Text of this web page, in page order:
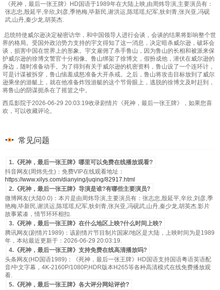
《死神，最后一张王牌》HD国语于1989年在大陆上映,由周炜导演,主要演员有：
张志忠,殷延平,辛欣,刘彦,季艳梅,毕新民,谢洪运,陈瑶瑶,纪军,狄剑青,张兴亚,冯砚
武,山丹,秦少龙,胡英杰.
总统特使威尔逊决定秘密访华，和中国领导人进行会谈，会谈的结果将影响整个世
界的格局。受国外政治势力支持的宇文得知了这一消息，决定暗杀威尔逊，破坏会
谈，损害中国在世界上的形象。宇文雇佣了杀手鲁山，因为鲁山的长相和被派来保
护威尔逊的徐博文警官十分相像。鲁山绑架了徐博文，假扮成他，潜伏在威尔逊的
身边，随时准备动手。为了得到有关于威尔逊的机密资料，鲁山设了一个连环计，
可是计谋被拆穿，鲁山恼羞成怒准备大开杀戒。之后，鲁山将攻击目标放到了威尔
逊乘坐的游艇上，就在他准备炸毁游艇的这个节骨眼上，逃脱的徐博文及时赶到，
将鲁山的阴谋扼杀在了摇篮之中。
西瓜影院于2026-06-29 20:03:19收录剧情片《死神，最后一张王牌》，如果您喜
欢，可以收藏评论。
常见问题
1.《死神，最后一张王牌》哪里可以免费在线播放观看?
抖音网友(周炜先生)：免费VIP在线观看地址：
https://www.xilys.com/dianying/juqing/82917.html
2.《死神，最后一张王牌》导演是谁?有哪些主要演员?
微博网友(大陆0.0)：本片是由周炜导演,主要演员有：张志忠,殷延平,辛欣,刘彦,季
艳梅,毕新民,谢洪运,陈瑶瑶,纪军,狄剑青,张兴亚,冯砚武,山丹,秦少龙,胡英杰.影片
故事紧凑，情节环环相扣.
3.《死神，最后一张王牌》在什么地区上映?什么时间上映?
腾讯网友(剧情片1989)：该剧情片节目制片国家/地区是大陆，上映时间为是1989
年，本站最近更新于：2026-06-29 20:03:19.
4.《死神，最后一张王牌》支持免费在线高清播放吗?
头条网友(HD国语1989)：《死神，最后一张王牌》HD国语支持国语粤语英语配
音/中文字幕，4K-2160P/1080P,HDR版本H265等各种高清模式在线免费播放观
看.
5.《死神，最后一张王牌》各大评分网站评价?